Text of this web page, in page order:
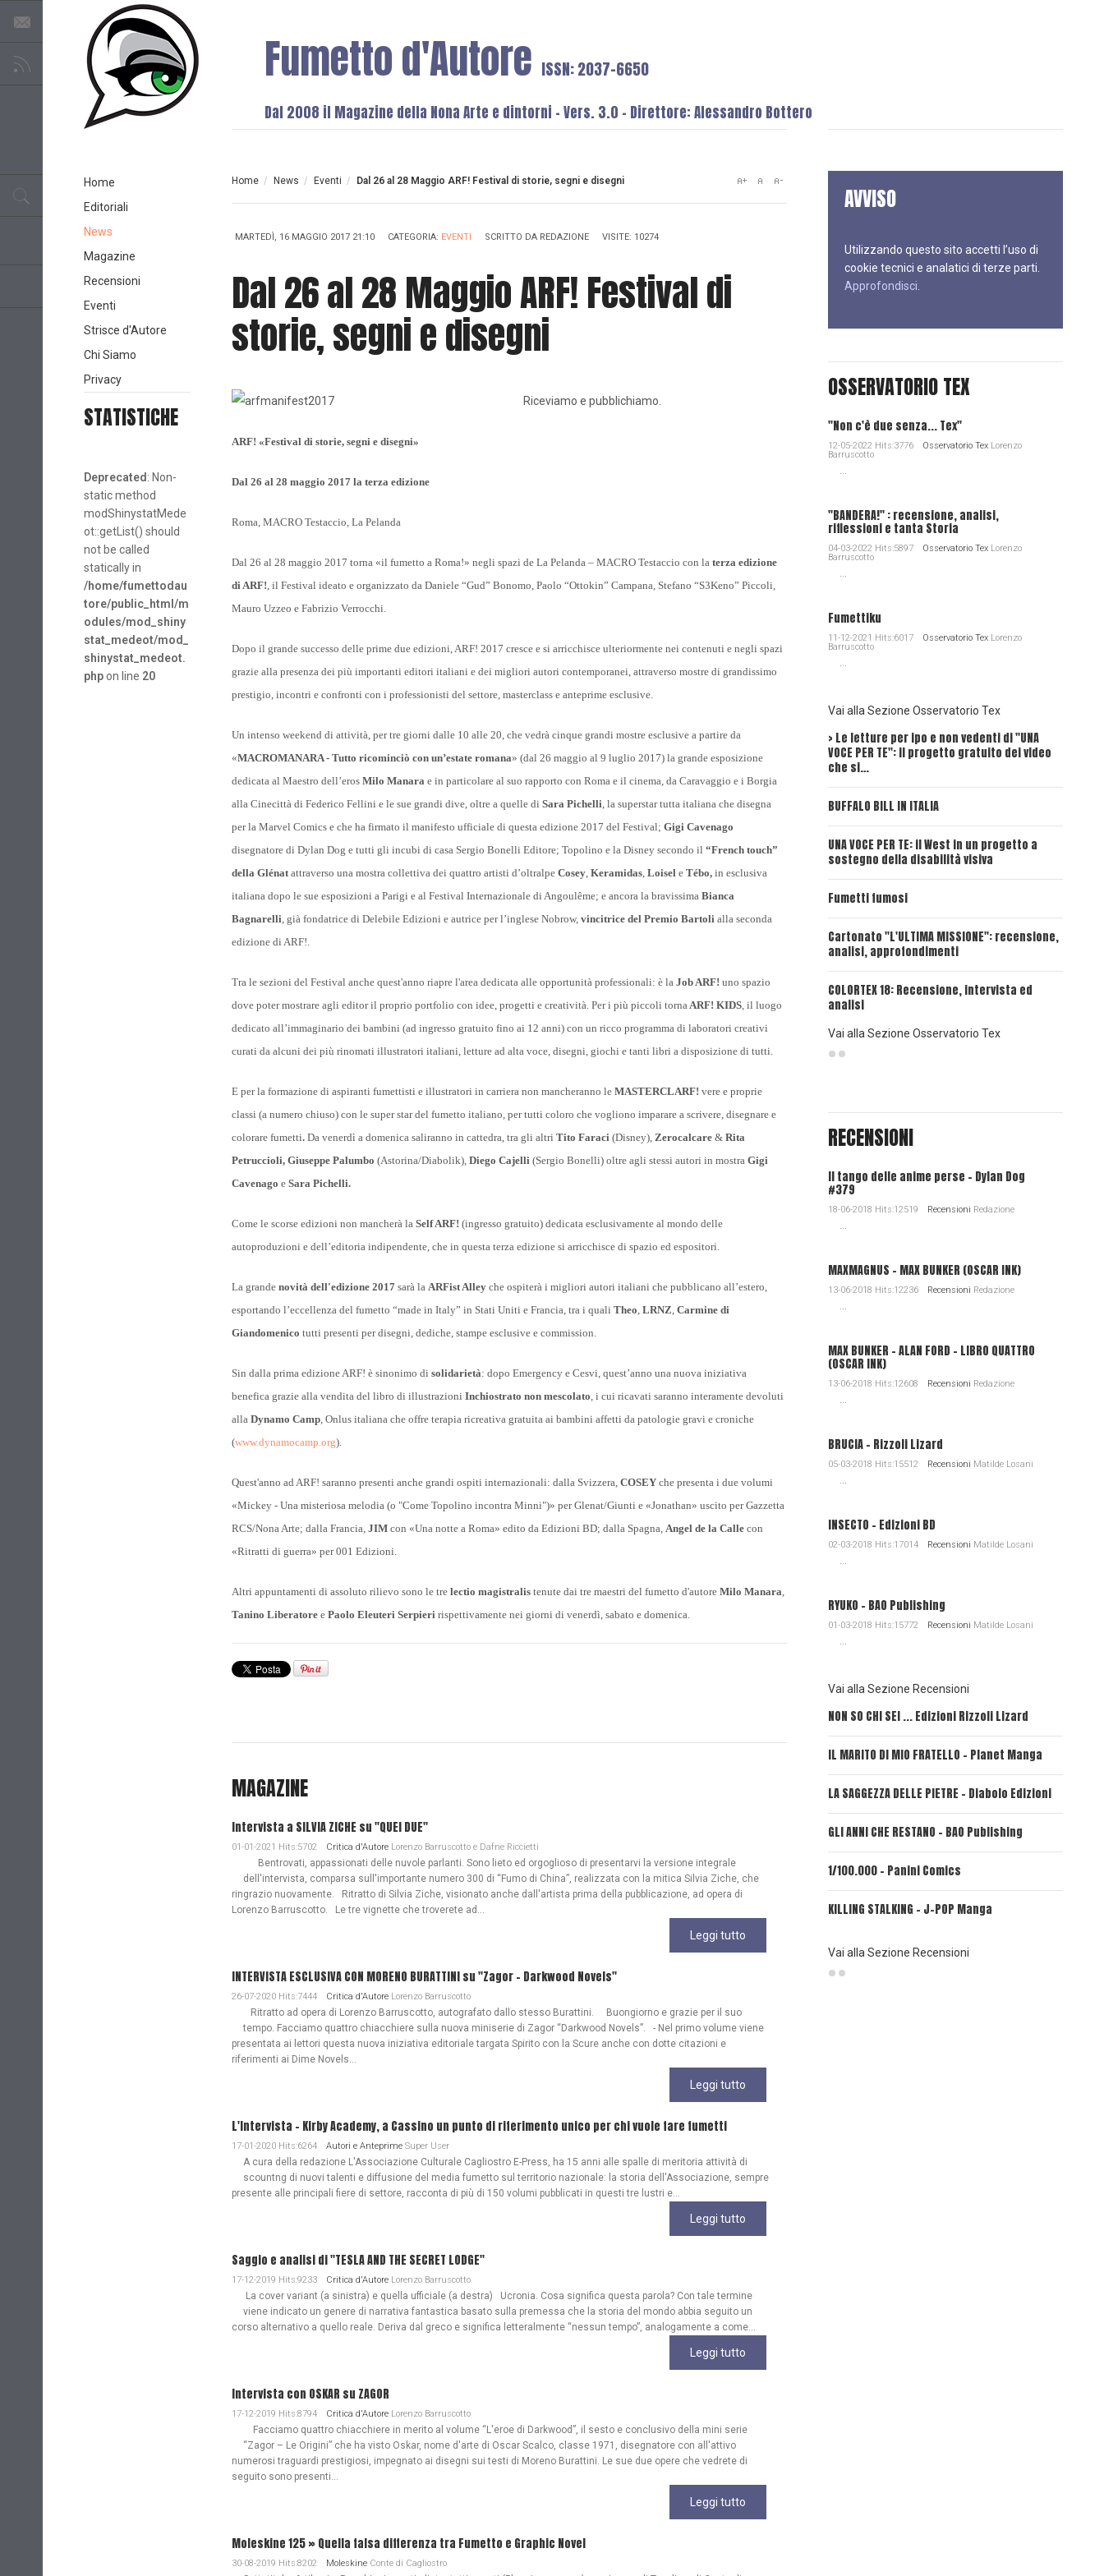
Fumetto d'Autore ISSN: 2037-6650
Dal 2008 il Magazine della Nona Arte e dintorni - Vers. 3.0 - Direttore: Alessandro Bottero
Home / News / Eventi / Dal 26 al 28 Maggio ARF! Festival di storie, segni e disegni
MARTEDÌ, 16 MAGGIO 2017 21:10 CATEGORIA: EVENTI SCRITTO DA REDAZIONE VISITE: 10274
Dal 26 al 28 Maggio ARF! Festival di
storie, segni e disegni
Riceviamo e pubblichiamo.
ARF! «Festival di storie, segni e disegni»
Dal 26 al 28 maggio 2017 la terza edizione
Roma, MACRO Testaccio, La Pelanda
Dal 26 al 28 maggio 2017 torna «il fumetto a Roma!» negli spazi de La Pelanda – MACRO Testaccio con la terza edizione
di ARF!, il Festival ideato e organizzato da Daniele “Gud” Bonomo, Paolo “Ottokin” Campana, Stefano “S3Keno” Piccoli,
Mauro Uzzeo e Fabrizio Verrocchi.
Dopo il grande successo delle prime due edizioni, ARF! 2017 cresce e si arricchisce ulteriormente nei contenuti e negli spazi
grazie alla presenza dei più importanti editori italiani e dei migliori autori contemporanei, attraverso mostre di grandissimo
prestigio, incontri e confronti con i professionisti del settore, masterclass e anteprime esclusive.
Un intenso weekend di attività, per tre giorni dalle 10 alle 20, che vedrà cinque grandi mostre esclusive a partire da
«MACROMANARA - Tutto ricominciò con un’estate romana» (dal 26 maggio al 9 luglio 2017) la grande esposizione
dedicata al Maestro dell’eros Milo Manara e in particolare al suo rapporto con Roma e il cinema, da Caravaggio e i Borgia
alla Cinecittà di Federico Fellini e le sue grandi dive, oltre a quelle di Sara Pichelli, la superstar tutta italiana che disegna
per la Marvel Comics e che ha firmato il manifesto ufficiale di questa edizione 2017 del Festival; Gigi Cavenago
disegnatore di Dylan Dog e tutti gli incubi di casa Sergio Bonelli Editore; Topolino e la Disney secondo il “French touch”
della Glénatattraverso una mostra collettiva dei quattro artisti d’oltralpe Cosey, Keramidas, Loisele Tébo,in esclusiva
italiana dopo le sue esposizioni a Parigi e al Festival Internazionale di Angoulême; e ancora la bravissima Bianca
Bagnarelli, già fondatrice di Delebile Edizioni e autrice per l’inglese Nobrow, vincitrice del Premio Bartolialla seconda
edizione di ARF!.
Tra le sezioni del Festival anche quest'anno riapre l'area dedicata alle opportunità professionali: è la Job ARF! uno spazio
dove poter mostrare agli editor il proprio portfolio con idee, progetti e creatività. Per i più piccoli tornaARF! KIDS, il luogo
dedicato all’immaginario dei bambini (ad ingresso gratuito fino ai 12 anni) con un ricco programma di laboratori creativi
curati da alcuni dei più rinomati illustratori italiani, letture ad alta voce, disegni, giochi e tanti libri a disposizione di tutti.
E per la formazione di aspiranti fumettisti e illustratori in carriera non mancheranno le MASTERCLARF! vere e proprie
classi (a numero chiuso) con le super star del fumetto italiano, per tutti coloro che vogliono imparare a scrivere, disegnare e
colorare fumetti. Da venerdì a domenica saliranno in cattedra, tra gli altri Tito Faraci(Disney), Zerocalcare& Rita
Petruccioli, Giuseppe Palumbo (Astorina/Diabolik), Diego Cajelli (Sergio Bonelli) oltre agli stessi autori in mostra Gigi
Cavenago e Sara Pichelli.
Come le scorse edizioni non mancherà la Self ARF! (ingresso gratuito) dedicata esclusivamente al mondo delle
autoproduzioni e dell’editoria indipendente, che in questa terza edizione si arricchisce di spazio ed espositori.
La grande novità dell'edizione 2017sarà la ARFist Alleyche ospiterà i migliori autori italiani che pubblicano all’estero,
esportando l’eccellenza del fumetto “made in Italy” in Stati Uniti e Francia, tra i quali Theo, LRNZ, Carmine di
Giandomenico tutti presenti per disegni, dediche, stampe esclusive e commission.
Sin dalla prima edizione ARF! è sinonimo di solidarietà: dopo Emergency e Cesvi, quest’anno una nuova iniziativa
benefica grazie alla vendita del libro di illustrazioni Inchiostrato non mescolato, i cui ricavati saranno interamente devoluti
alla Dynamo Camp, Onlus italiana che offre terapia ricreativa gratuita ai bambini affetti da patologie gravi e croniche
(www.dynamocamp.org).
Quest'anno ad ARF! saranno presenti anche grandi ospiti internazionali: dalla Svizzera, COSEYche presenta i due volumi
«Mickey - Una misteriosa melodia (o "Come Topolino incontra Minni")» per Glenat/Giunti e «Jonathan» uscito per Gazzetta
RCS/Nona Arte; dalla Francia, JIMcon «Una notte a Roma» edito da Edizioni BD; dalla Spagna, Angel de la Callecon
«Ritratti di guerra» per 001 Edizioni.
Altri appuntamenti di assoluto rilievo sono le tre lectio magistralis tenute dai tre maestri del fumetto d'autore Milo Manara,
Tanino Liberatoree Paolo Eleuteri Serpieri rispettivamente nei giorni di venerdì, sabato e domenica.
MAGAZINE
Intervista a SILVIA ZICHE su "QUEI DUE"
01-01-2021 Hits:5702 Critica d'AutoreLorenzo Barruscotto e Dafne Riccietti
Bentrovati, appassionati delle nuvole parlanti. Sono lieto ed orgoglioso di presentarvi la versione integrale
dell'intervista, comparsa sull'importante numero 300 di “Fumo di China”, realizzata con la mitica Silvia Ziche, che
ringrazio nuovamente. Ritratto di Silvia Ziche, visionato anche dall'artista prima della pubblicazione, ad opera di
Lorenzo Barruscotto. Le tre vignette che troverete ad...
Leggi tutto
INTERVISTA ESCLUSIVA CON MORENO BURATTINI su "Zagor - Darkwood Novels"
26-07-2020 Hits:7444 Critica d'AutoreLorenzo Barruscotto
Ritratto ad opera di Lorenzo Barruscotto, autografato dallo stesso Burattini. Buongiorno e grazie per il suo
tempo. Facciamo quattro chiacchiere sulla nuova miniserie di Zagor “Darkwood Novels”. - Nel primo volume viene
presentata ai lettori questa nuova iniziativa editoriale targata Spirito con la Scure anche con dotte citazioni e
riferimenti ai Dime Novels...
Leggi tutto
L'Intervista - Kirby Academy, a Cassino un punto di riferimento unico per chi vuole fare fumetti
17-01-2020 Hits:6264 Autori e AnteprimeSuper User
A cura della redazione L'Associazione Culturale Cagliostro E-Press, ha 15 anni alle spalle di meritoria attività di
scountng di nuovi talenti e diffusione del media fumetto sul territorio nazionale: la storia dell'Associazione, sempre
presente alle principali fiere di settore, racconta di più di 150 volumi pubblicati in questi tre lustri e...
Leggi tutto
Saggio e analisi di "TESLA AND THE SECRET LODGE"
17-12-2019 Hits:9233 Critica d'AutoreLorenzo Barruscotto
La cover variant (a sinistra) e quella ufficiale (a destra) Ucronia. Cosa significa questa parola? Con tale termine
viene indicato un genere di narrativa fantastica basato sulla premessa che la storia del mondo abbia seguito un
corso alternativo a quello reale. Deriva dal greco e significa letteralmente “nessun tempo”, analogamente a come...
Leggi tutto
Intervista con OSKAR su ZAGOR
17-12-2019 Hits:8794 Critica d'AutoreLorenzo Barruscotto
Facciamo quattro chiacchiere in merito al volume “L'eroe di Darkwood”, il sesto e conclusivo della mini serie
“Zagor – Le Origini” che ha visto Oskar, nome d'arte di Oscar Scalco, classe 1971, disegnatore con all'attivo
numerosi traguardi prestigiosi, impegnato ai disegni sui testi di Moreno Burattini. Le sue due opere che vedrete di
seguito sono presenti...
Leggi tutto
Moleskine 125 » Quella falsa differenza tra Fumetto e Graphic Novel
30-08-2019 Hits:8202 MoleskineConte di Cagliostro
AVVISO
Utilizzando questo sito accetti l’uso di
cookie tecnici e analatici di terze parti.
Approfondisci
OSSERVATORIO TEX
"Non c'è due senza... Tex"
12-05-2022 Hits:3776 Osservatorio TexLorenzo
Barruscotto
...
"BANDERA!" : recensione, analisi,
riflessioni e tanta Storia
04-03-2022 Hits:5897 Osservatorio TexLorenzo
Barruscotto
...
Fumettiku
11-12-2021 Hits:6017 Osservatorio TexLorenzo
Barruscotto
...
Vai alla Sezione Osservatorio Tex
> Le letture per ipo e non vedenti di "UNA
VOCE PER TE": il progetto gratuito dei video
che si…
BUFFALO BILL IN ITALIA
UNA VOCE PER TE: il West in un progetto a
sostegno della disabilità visiva
Fumetti fumosi
Cartonato "L'ULTIMA MISSIONE": recensione,
analisi, approfondimenti
COLORTEX 18: Recensione, intervista ed
analisi
UNA
UNA
UNA
UNA
Vai alla Sezione Osservatorio Tex
RECENSIONI
Il tango delle anime perse - Dylan Dog
#379
18-06-2018 Hits:12519 Recensioni Redazione
...
MAXMAGNUS – MAX BUNKER (OSCAR INK)
13-06-2018 Hits:12236 Recensioni Redazione
...
MAX BUNKER – ALAN FORD – LIBRO QUATTRO
(OSCAR INK)
13-06-2018 Hits:12608 Recensioni Redazione
...
BRUCIA - Rizzoli Lizard
05-03-2018 Hits:15512 Recensioni Matilde Losani
...
INSECTO - Edizioni BD
02-03-2018 Hits:17014 Recensioni Matilde Losani
...
RYUKO - BAO Publishing
01-03-2018 Hits:15772 Recensioni Matilde Losani
...
Vai alla Sezione Recensioni
NON SO CHI SEI ... Edizioni Rizzoli Lizard
IL MARITO DI MIO FRATELLO - Planet Manga
LA SAGGEZZA DELLE PIETRE - Diabolo Edizioni
GLI ANNI CHE RESTANO - BAO Publishing
1/100.000 - Panini Comics
KILLING STALKING - J-POP Manga
Vai alla Sezione Recensioni
Home
Editoriali
News
Magazine
Recensioni
Eventi
Strisce d'Autore
Chi Siamo
Privacy
STATISTICHE
Deprecated : Non-
static method
modShinystatMede
ot::getList() should
not be called
statically in
/home/fumettodau
tore/public_html/m
odules/mod_shiny
stat_medeot/mod_
shinystat_medeot.
phpon line 20